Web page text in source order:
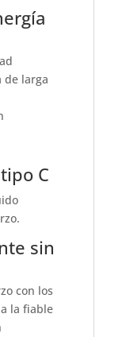
de larga
C
sin
con los
la fiable